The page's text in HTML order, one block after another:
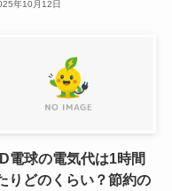
年10月12日
電球の電気代は1時間
りどのくらい？節約の